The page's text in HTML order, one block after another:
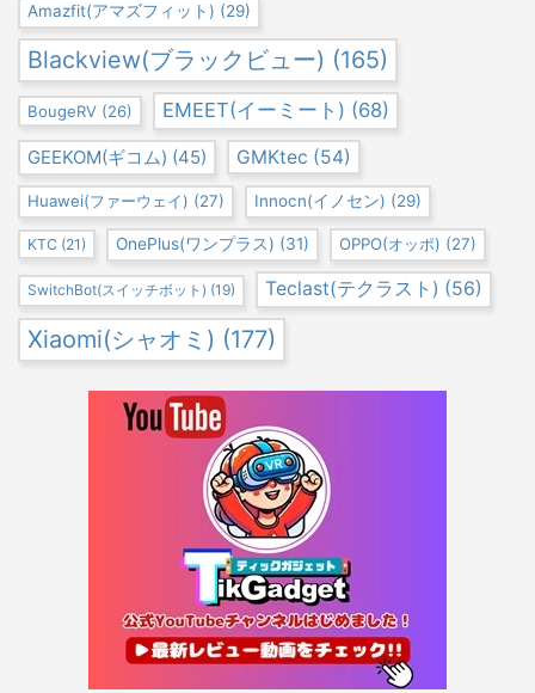
Amazfit(アマズフィット) (29)
Blackview(ブラックビュー) (165)
BougeRV (26) EMEET(イーミート) (68)
GEEKOM(ギコム) (45) GMKtec (54)
Huawei(ファーウェイ) (27) Innocn(イノセン) (29)
KTC (21) OnePlus(ワンプラス) (31) OPPO(オッポ) (27)
SwitchBot(スイッチボット) (19) Teclast(テクラスト) (56)
Xiaomi(シャオミ) (177)